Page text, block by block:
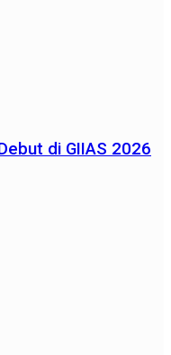
di GIIAS 2026